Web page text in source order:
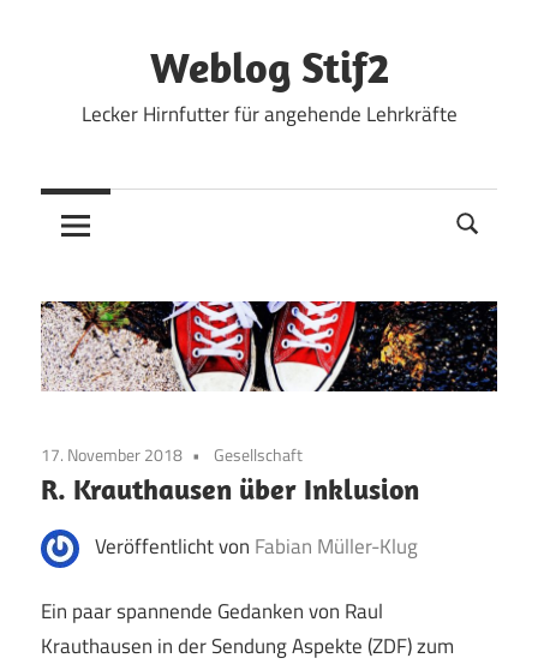
Weblog Stif2
Lecker Hirnfutter für angehende Lehrkräfte
17. November 2018 Gesellschaft
R. Krauthausen über Inklusion
Veröffentlicht von Fabian Müller-Klug
Ein paar spannende Gedanken von Raul
Krauthausen in der Sendung Aspekte (ZDF) zum